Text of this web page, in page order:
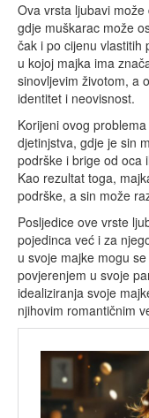
Ova vrsta ljubavi
gdje muškarac može
čak i po cijenu vlastitih
u kojoj majka ima
sinovljevim životom, a
identitet i neovisnost.
Korijeni ovog
djetinjstva, gdje je sin
podrške i brige od oca
Kao rezultat toga,
podrške, a sin može
Posljedice ove vrste
pojedinca već i za
u svoje majke mogu
povjerenjem u svoje
idealiziranja svoje
njihovim romantičnim